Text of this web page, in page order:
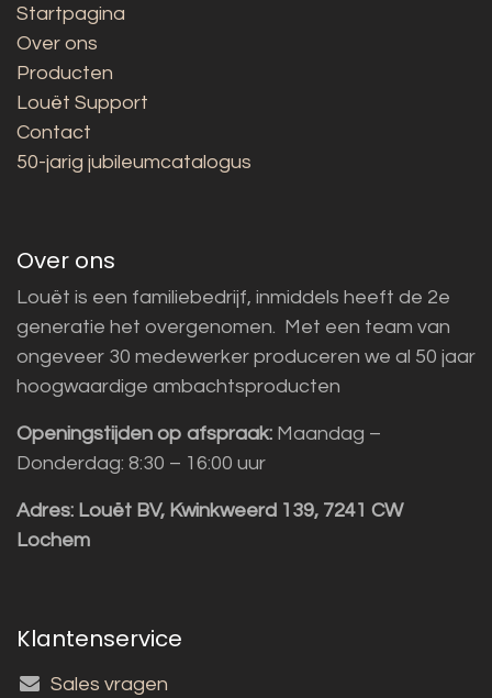
Startpagina
Over ons
Producten
Louët Support
Contact
50-jarig jubileumcatalogus
Over ons
Louët is een familiebedrijf, inmiddels heeft de 2e
generatie het overgenomen. Met een team van
ongeveer 30 medewerker produceren we al 50 jaar
hoogwaardige ambachtsproducten
Openingstijden op afspraak: Maandag –
Donderdag: 8:30 – 16:00 uur
Adres: Louët BV, Kwinkweerd 139, 7241 CW
Lochem
Klantenservice
Sales vragen